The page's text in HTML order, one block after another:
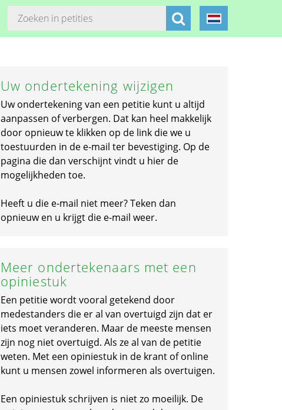
Uw ondertekening wijzigen
Uw ondertekening van een petitie kunt u altijd
aanpassen of verbergen. Dat kan heel makkelijk
door opnieuw te klikken op de link die we u
toestuurden in de e-mail ter bevestiging. Op de
pagina die dan verschijnt vindt u hier de
mogelijkheden toe.
Heeft u die e-mail niet meer? Teken dan
opnieuw en u krijgt die e-mail weer.
Meer ondertekenaars met een
opiniestuk
Een petitie wordt vooral getekend door
medestanders die er al van overtuigd zijn dat er
iets moet veranderen. Maar de meeste mensen
zijn nog niet overtuigd. Als ze al van de petitie
weten. Met een opiniestuk in de krant of online
kunt u mensen zowel informeren als overtuigen.
Een opiniestuk schrijven is niet zo moeilijk. De